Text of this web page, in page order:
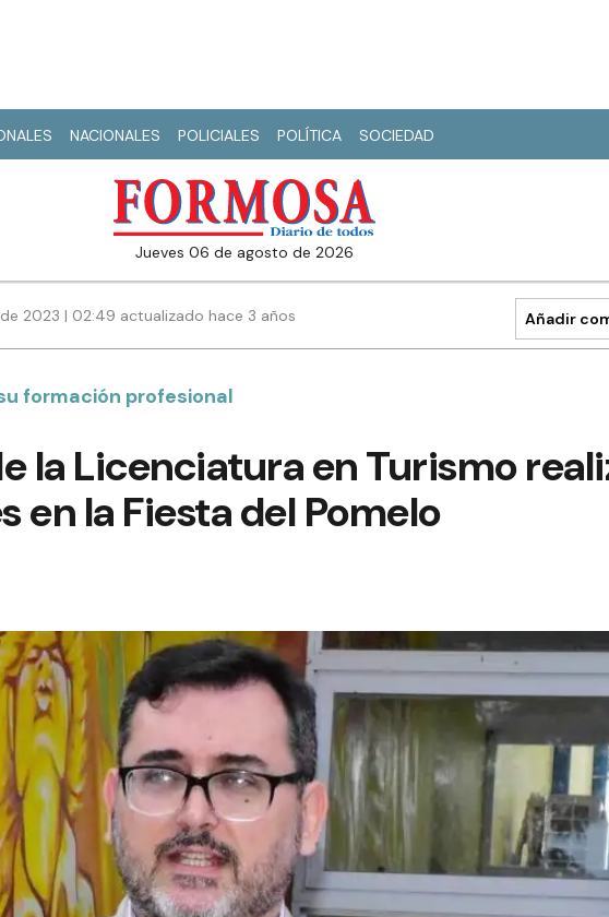
NACIONALES POLICIALES POLÍTICA SOCIEDAD
jueves 06 de agosto de 2026
2023 | 02:49 actualizado hace 3 años Añadir
formación profesional
la Licenciatura en Turismo
en la Fiesta del Pomelo